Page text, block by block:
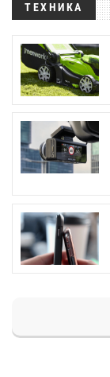
ТЕХНИКА